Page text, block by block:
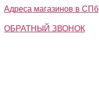
Адреса магазинов в СПб
ОБРАТНЫЙ ЗВОНОК